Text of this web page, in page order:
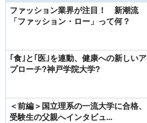
ファッション業界が注目！ 新潮流
「ファッション・ロー」って何？
｢食｣と｢医｣を連動、健康への新しいア
プローチ?神戸学院大学?
＜前編＞国立理系の一流大学に合格、
受験生の父親へインタビュ...